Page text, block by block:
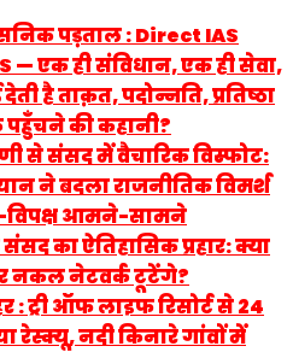
पड़ताल : Direct IAS
— एक ही संविधान, एक ही सेवा,
है ताक़त, पदोन्नति, प्रतिष्ठा
की कहानी?
से संसद में वैचारिक विस्फोट:
ने बदला राजनीतिक विमर्श
आमने-सामने
का ऐतिहासिक प्रहार: क्या
नकल नेटवर्क टूटेंगे?
: ट्री ऑफ लाइफ रिसोर्ट से 24
रेस्क्यू, नदी किनारे गांवों में